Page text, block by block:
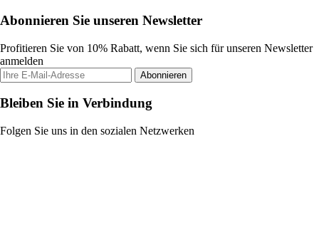
Abonnieren Sie unseren Newsletter
Profitieren Sie von 10% Rabatt, wenn Sie sich für unseren Newsletter
anmelden
Abonnieren
Bleiben Sie in Verbindung
Folgen Sie uns in den sozialen Netzwerken